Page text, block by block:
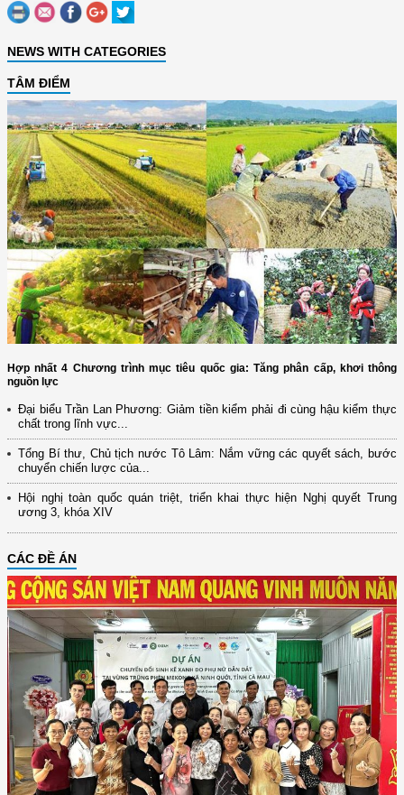
NEWS WITH CATEGORIES
TÂM ĐIỂM
Hợp nhất 4 Chương trình mục tiêu quốc gia: Tăng phân cấp, khơi thông
nguồn lực
Đại biểu Trần Lan Phương: Giảm tiền kiểm phải đi cùng hậu kiểm thực
chất trong lĩnh vực...
Tổng Bí thư, Chủ tịch nước Tô Lâm: Nắm vững các quyết sách, bước
chuyển chiến lược của...
Hội nghị toàn quốc quán triệt, triển khai thực hiện Nghị quyết Trung
ương 3, khóa XIV
CÁC ĐỀ ÁN